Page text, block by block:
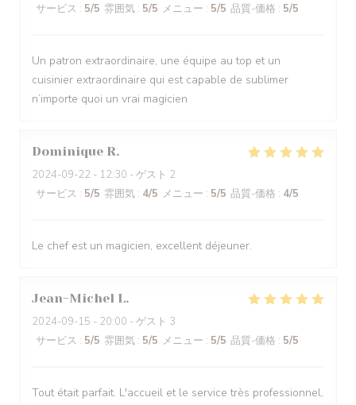
サービス : 5/5 雰囲気 : 5/5 メニュー : 5/5 品質-価格 : 5/5
Un patron extraordinaire, une équipe au top et un
cuisinier extraordinaire qui est capable de sublimer
n’importe quoi un vrai magicien
Dominique R
2024-09-22 - 12:30 - ゲスト 2
サービス : 5/5 雰囲気 : 4/5 メニュー : 5/5 品質-価格 : 4/5
Le chef est un magicien, excellent déjeuner.
Jean-Michel L
2024-09-15 - 20:00 - ゲスト 3
サービス : 5/5 雰囲気 : 5/5 メニュー : 5/5 品質-価格 : 5/5
Tout était parfait. L'accueil et le service très professionnel,